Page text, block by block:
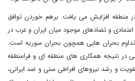
منطقه افزایش می یافت. برهم خوردن توافق
و تضادهای موجود میان ایران و غرب در
بحران هایی همچون بحران سوریه است.
نتیجه همکاری های منطقه ای و فرامنطقه
و رشد نیروهای افراطی سنی و ضد ایرانی،